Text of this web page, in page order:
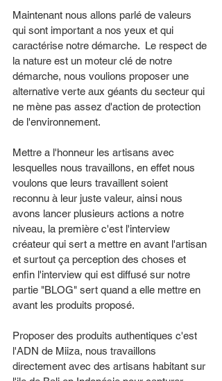
Maintenant nous allons parlé de valeurs
qui sont important a nos yeux et qui
caractérise notre démarche.  Le respect de
la nature est un moteur clé de notre
démarche, nous voulions proposer une
alternative verte aux géants du secteur qui
ne mène pas assez d'action de protection
de l'environnement.
Mettre a l'honneur les artisans avec
lesquelles nous travaillons, en effet nous
voulons que leurs travaillent soient
reconnu à leur juste valeur, ainsi nous
avons lancer plusieurs actions a notre
niveau, la première c'est l'interview
créateur qui sert a mettre en avant l'artisan
et surtout ça perception des choses et
enfin l'interview qui est diffusé sur notre
partie "BLOG" sert quand a elle mettre en
avant les produits proposé.
Proposer des produits authentiques c'est
l'ADN de Miiza, nous travaillons
directement avec des artisans habitant sur